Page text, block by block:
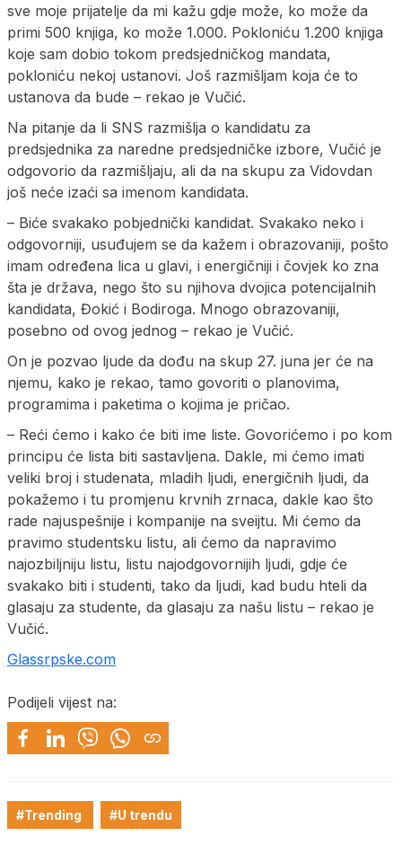
sve moje prijatelje da mi kažu gdje može, ko može da
primi 500 knjiga, ko može 1.000. Pokloniću 1.200 knjiga
koje sam dobio tokom predsjedničkog mandata,
pokloniću nekoj ustanovi. Još razmišljam koja će to
ustanova da bude – rekao je Vučić.
Na pitanje da li SNS razmišlja o kandidatu za
predsjednika za naredne predsjedničke izbore, Vučić je
odgovorio da razmišljaju, ali da na skupu za Vidovdan
još neće izaći sa imenom kandidata.
– Biće svakako pobjednički kandidat. Svakako neko i
odgovorniji, usuđujem se da kažem i obrazovaniji, pošto
imam određena lica u glavi, i energičniji i čovjek ko zna
šta je država, nego što su njihova dvojica potencijalnih
kandidata, Đokić i Bodiroga. Mnogo obrazovaniji,
posebno od ovog jednog – rekao je Vučić.
On je pozvao ljude da dođu na skup 27. juna jer će na
njemu, kako je rekao, tamo govoriti o planovima,
programima i paketima o kojima je pričao.
– Reći ćemo i kako će biti ime liste. Govorićemo i po kom
principu će lista biti sastavljena. Dakle, mi ćemo imati
veliki broj i studenata, mladih ljudi, energičnih ljudi, da
pokažemo i tu promjenu krvnih zrnaca, dakle kao što
rade najuspešnije i kompanije na sveijtu. Mi ćemo da
pravimo studentsku listu, ali ćemo da napravimo
najozbiljniju listu, listu najodgovornijih ljudi, gdje će
svakako biti i studenti, tako da ljudi, kad budu hteli da
glasaju za studente, da glasaju za našu listu – rekao je
Vučić.
Glassrpske.com
Podijeli vijest na:
#Trending #U trendu